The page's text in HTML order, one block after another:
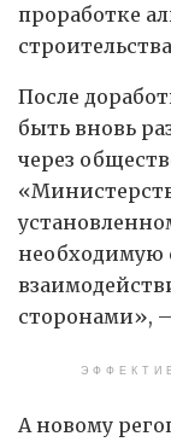
проработке
После
быть вновь
через
необходимую
сторонами»,
А новому